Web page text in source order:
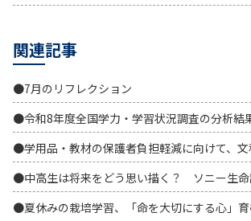
関連記事
●7月のリフレクション
●令和8年度全国学力・学習状況調査の分析結
●学用品・教材の保護者負担軽減に向けて、
●中高生は将来をどう思い描く？ ソニー生命
●夏休みの栽培学習、「命を大切にする心」